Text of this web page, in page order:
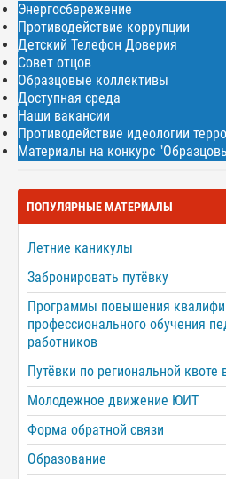
Энергосбережение
Противодействие коррупции
Детский Телефон Доверия
Совет отцов
Образцовые коллективы
Доступная среда
Наши вакансии
Противодействие идеологии
Материалы на конкурс
ПОПУЛЯРНЫЕ МАТЕРИАЛЫ
Летние каникулы
Забронировать путёвку
Программы повышения
профессионального обучения
работников
Путёвки по региональной
Молодежное движение ЮИТ
Форма обратной связи
Образование